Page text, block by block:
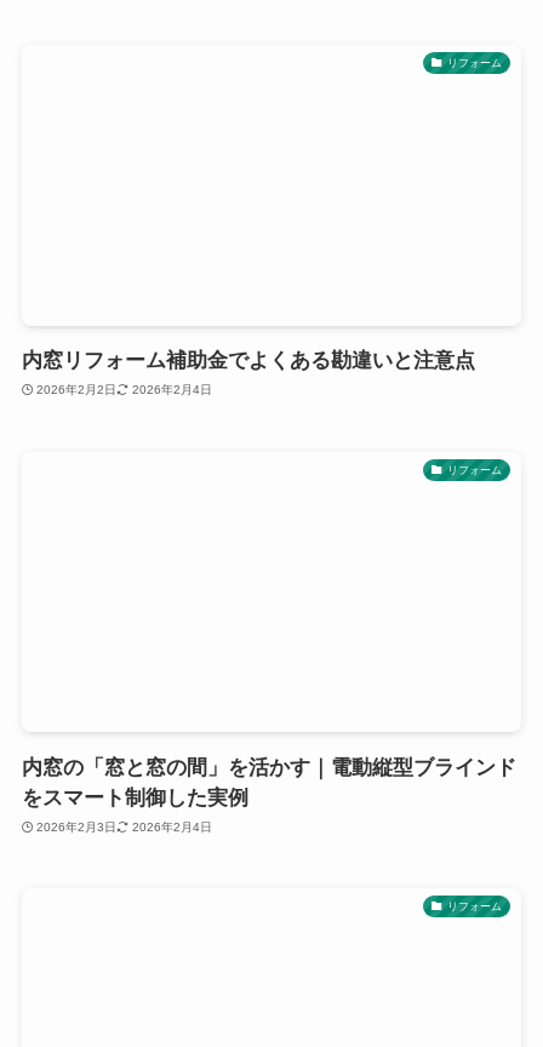
リフォーム
内窓リフォーム補助金でよくある勘違いと注意点
2026年2月2日 2026年2月4日
リフォーム
内窓の「窓と窓の間」を活かす｜電動縦型ブラインド
をスマート制御した実例
2026年2月3日 2026年2月4日
リフォーム